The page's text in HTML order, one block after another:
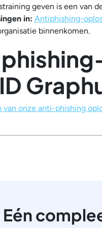
geven is een van
in: Antiphishing-
binnenkomen.
van onze anti-phishing
Eén